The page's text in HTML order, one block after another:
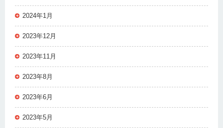
2024年1月
2023年12月
2023年11月
2023年8月
2023年6月
2023年5月